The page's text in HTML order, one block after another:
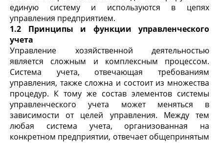
единую систему и используются в цепях
управления предприятием.
1.2 Принципы и функции управленческого
учета
Управление хозяйственной деятельностью
является сложным и комплексным процессом.
Система учета, отвечающая требованиям
управления, также сложна и состоит из множества
процедур. К тому же состав элементов системы
управленческого учета может меняться в
зависимости от целей управления. Между тем
любая система учета, организованная на
конкретном предприятии, отвечает общепринятым